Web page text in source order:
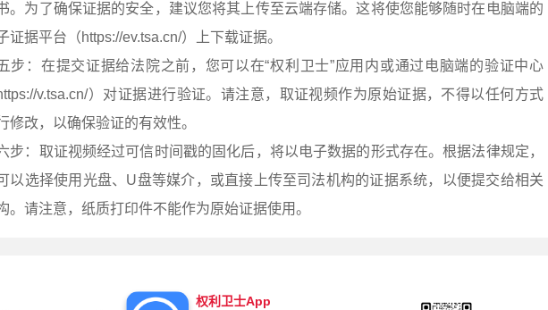
。为了确保证据的安全，建议您将其上传至云端存储。这将使您能够随时在电脑端的
证据平台（https://ev.tsa.cn/）上下载证据。
步：在提交证据给法院之前，您可以在“权利卫士”应用内或通过电脑端的验证中心
https://v.tsa.cn/）对证据进行验证。请注意，取证视频作为原始证据，不得以任何方式
修改，以确保验证的有效性。
步：取证视频经过可信时间戳的固化后，将以电子数据的形式存在。根据法律规定，
以选择使用光盘、U盘等媒介，或直接上传至司法机构的证据系统，以便提交给相关
。请注意，纸质打印件不能作为原始证据使用。
权利卫士App